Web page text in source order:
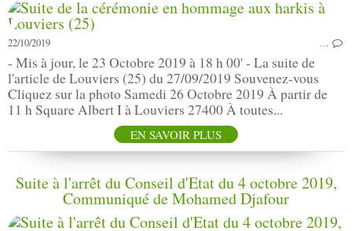
22/10/2019 …
- Mis à jour, le 23 Octobre 2019 à 18 h 00' - La suite de
l'article de Louviers (25) du 27/09/2019 Souvenez-vous
Cliquez sur la photo Samedi 26 Octobre 2019 À partir de
11 h Square Albert I à Louviers 27400 À toutes...
EN SAVOIR PLUS
Suite à l'arrêt du Conseil d'Etat du 4 octobre 2019,
Communiqué de Mohamed Djafour